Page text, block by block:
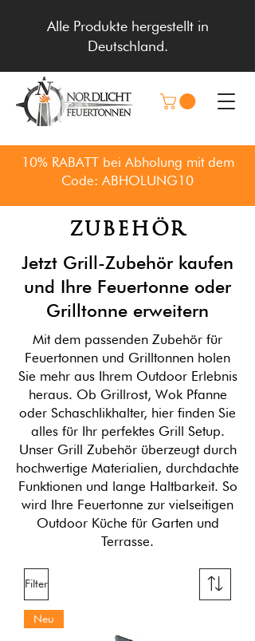
Alle Produkte hergestellt in
Deutschland.
10% RABATT bei Abholung mit dem
Code: ABHOLUNG10
ZUBEHÖR
Jetzt Grill-Zubehör kaufen
und Ihre Feuertonne oder
Grilltonne erweitern
Mit dem passenden Zubehör für
Feuertonnen und Grilltonnen holen
Sie mehr aus Ihrem Outdoor Erlebnis
heraus. Ob Grillrost, Wok Pfanne
oder Schaschlikhalter, hier finden Sie
alles für Ihr perfektes Grill Setup.
Unser Grill Zubehör überzeugt durch
hochwertige Materialien, durchdachte
Funktionen und lange Haltbarkeit. So
wird Ihre Feuertonne zur vielseitigen
Outdoor Küche für Garten und
Terrasse.
Filter
Neu